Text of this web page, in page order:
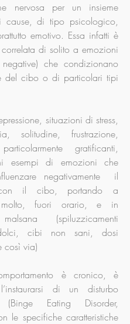
nervosa per un insieme
cause, di tipo psicologico,
emotivo. Essa infatti è
correlata di solito a emozioni
che condizionano
del cibo o di particolari tipi
situazioni di stress,
solitudine, frustrazione,
gratificanti,
esempi di emozioni che
negativamente il
il cibo, portando a
molto, fuori orario, e in
(spiluzzicamenti
cibi non sani, dosi
così via)
è cronico, è
di un disturbo
(Binge Eating Disorder,
le specifiche caratteristiche